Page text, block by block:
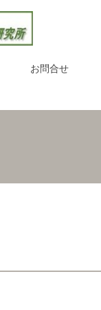
お問合せ